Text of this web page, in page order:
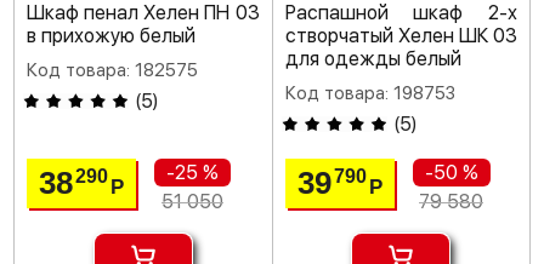
Шкаф пенал Хелен ПН 03
в прихожую белый
Код товара: 182575
(5)
38290Р
-25 %
51 050
Распашной шкаф 2-х
створчатый Хелен ШК 03
для одежды белый
Код товара: 198753
(5)
39790 Р
-50 %
79 580